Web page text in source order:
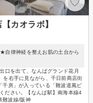
カオラボ】
自律神経を整えお肌の土台から
口を出て、なんばグランド花月
を右手に見ながら、千日前商店街
房」が入っている「難波道風ビ
ださい。【なんば駅】南海本線4
難波線/阪神